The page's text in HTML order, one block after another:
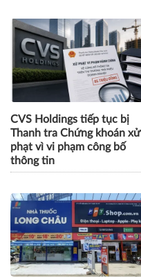
CVS Holdings tiếp tục bị
Thanh tra Chứng khoán xử
phạt vì vi phạm công bố
thông tin